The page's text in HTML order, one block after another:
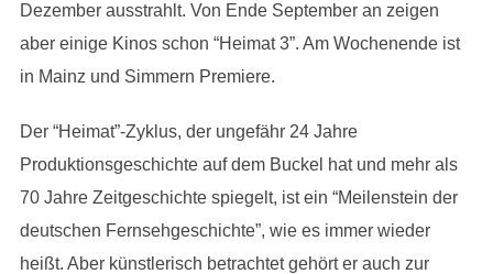
Dezember ausstrahlt. Von Ende September an zeigen
aber einige Kinos schon “Heimat 3”. Am Wochenende ist
in Mainz und Simmern Premiere.
Der “Heimat”-Zyklus, der ungefähr 24 Jahre
Produktionsgeschichte auf dem Buckel hat und mehr als
70 Jahre Zeitgeschichte spiegelt, ist ein “Meilenstein der
deutschen Fernsehgeschichte”, wie es immer wieder
heißt. Aber künstlerisch betrachtet gehört er auch zur